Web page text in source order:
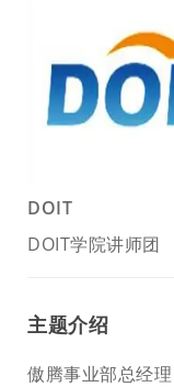
DOIT
DOIT学院讲师团
主题介绍
傲腾事业部总经